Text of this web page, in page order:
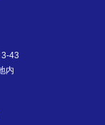
43
内